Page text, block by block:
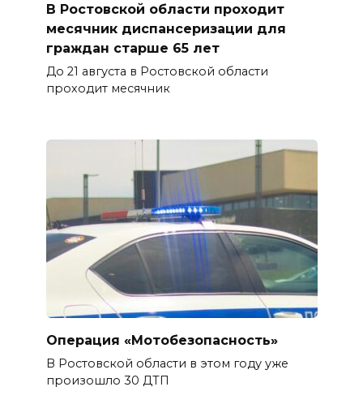
В Ростовской области проходит
месячник диспансеризации для
граждан старше 65 лет
До 21 августа в Ростовской области
проходит месячник
Операция «Мотобезопасность»
В Ростовской области в этом году уже
произошло 30 ДТП